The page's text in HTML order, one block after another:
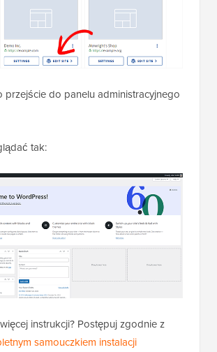
przejście do panelu administracyjnego
tak:
instrukcji? Postępuj zgodnie z
samouczkiem instalacji